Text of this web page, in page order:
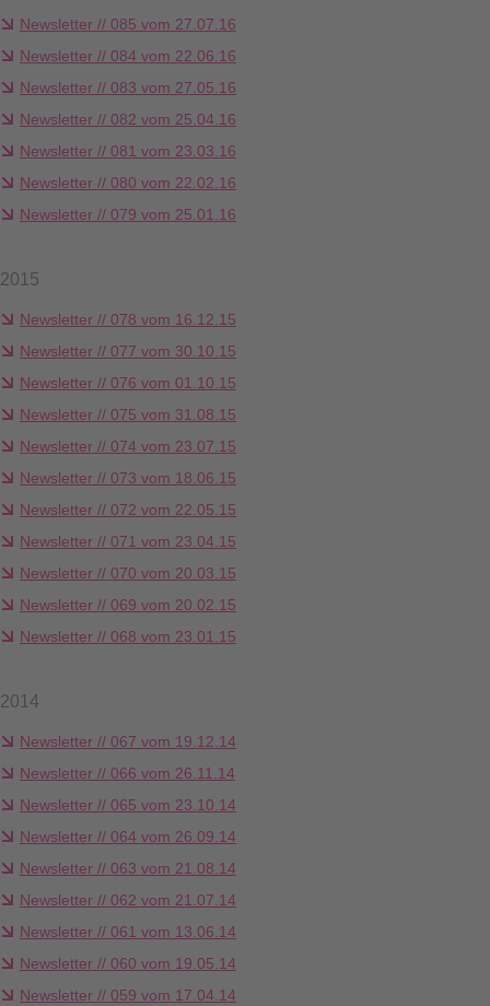
Newsletter // 085 vom 27.07.16
Newsletter // 084 vom 22.06.16
Newsletter // 083 vom 27.05.16
Newsletter // 082 vom 25.04.16
Newsletter // 081 vom 23.03.16
Newsletter // 080 vom 22.02.16
Newsletter // 079 vom 25.01.16
2015
Newsletter // 078 vom 16.12.15
Newsletter // 077 vom 30.10.15
Newsletter // 076 vom 01.10.15
Newsletter // 075 vom 31.08.15
Newsletter // 074 vom 23.07.15
Newsletter // 073 vom 18.06.15
Newsletter // 072 vom 22.05.15
Newsletter // 071 vom 23.04.15
Newsletter // 070 vom 20.03.15
Newsletter // 069 vom 20.02.15
Newsletter // 068 vom 23.01.15
2014
Newsletter // 067 vom 19.12.14
Newsletter // 066 vom 26.11.14
Newsletter // 065 vom 23.10.14
Newsletter // 064 vom 26.09.14
Newsletter // 063 vom 21.08.14
Newsletter // 062 vom 21.07.14
Newsletter // 061 vom 13.06.14
Newsletter // 060 vom 19.05.14
Newsletter // 059 vom 17.04.14